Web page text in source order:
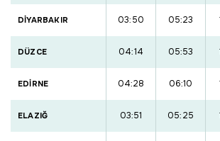
DİYARBAKIR 03:50 05:23
DÜZCE 04:14 05:53
EDİRNE 04:28 06:10
ELAZIĞ 03:51 05:25